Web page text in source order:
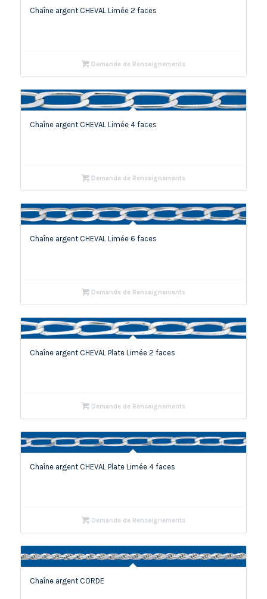
Chaîne argent CHEVAL Limée 2 faces
Demande de Renseignements
Chaîne argent CHEVAL Limée 4 faces
Demande de Renseignements
Chaîne argent CHEVAL Limée 6 faces
Demande de Renseignements
Chaîne argent CHEVAL Plate Limée 2 faces
Demande de Renseignements
Chaîne argent CHEVAL Plate Limée 4 faces
Demande de Renseignements
Chaîne argent CORDE